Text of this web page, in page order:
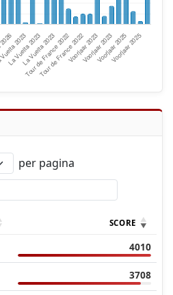
per pagina
SCORE
4010
3708